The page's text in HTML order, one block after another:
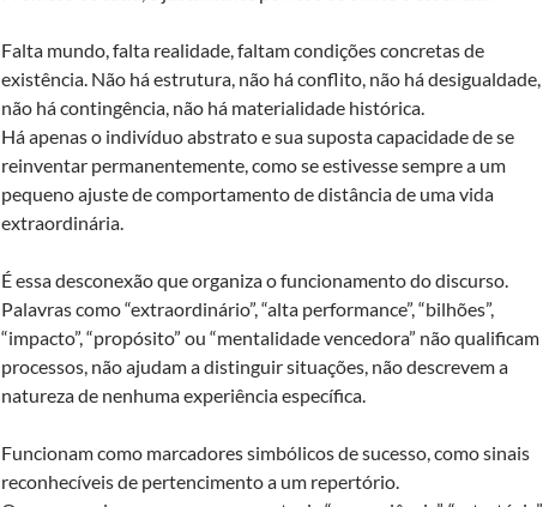
Falta mundo, falta realidade, faltam condições concretas de
existência. Não há estrutura, não há conflito, não há desigualdade,
não há contingência, não há materialidade histórica.
Há apenas o indivíduo abstrato e sua suposta capacidade de se
reinventar permanentemente, como se estivesse sempre a um
pequeno ajuste de comportamento de distância de uma vida
extraordinária.
É essa desconexão que organiza o funcionamento do discurso.
Palavras como “extraordinário”, “alta performance”, “bilhões”,
“impacto”, “propósito” ou “mentalidade vencedora” não qualificam
processos, não ajudam a distinguir situações, não descrevem a
natureza de nenhuma experiência específica.
Funcionam como marcadores simbólicos de sucesso, como sinais
reconhecíveis de pertencimento a um repertório.